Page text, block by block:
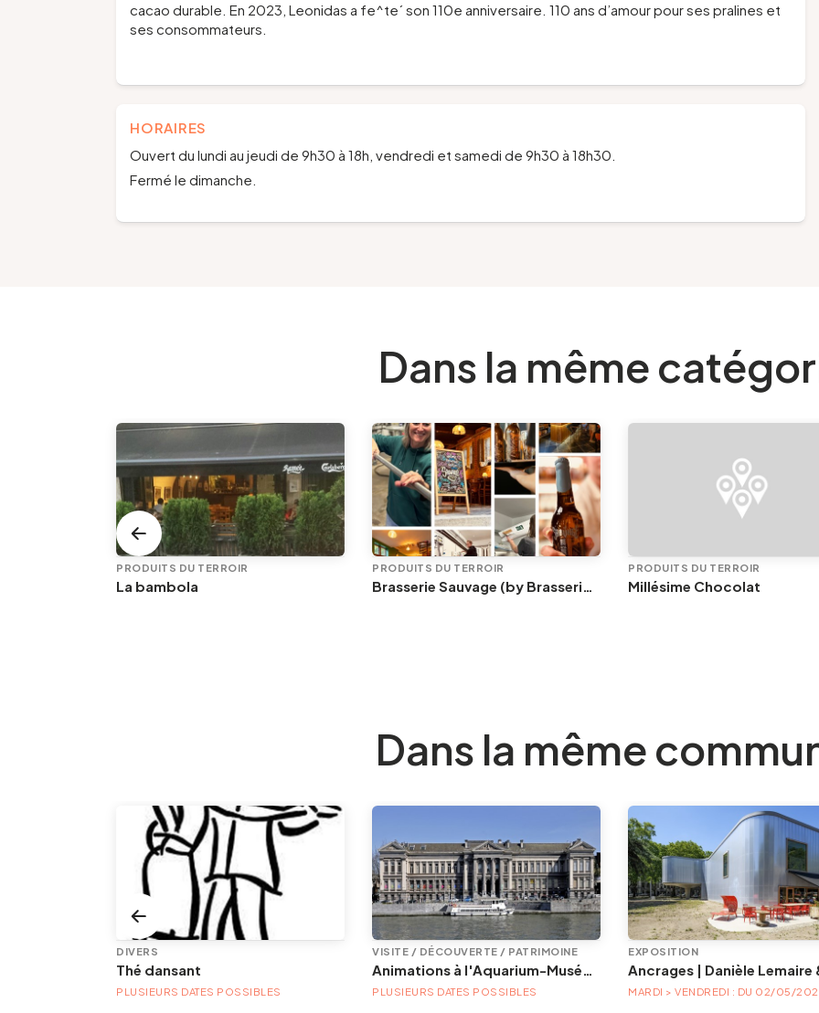
cacao durable. En 2023, Leonidas a fe^te´ son 110e anniversaire. 110 ans d’amour pour ses pralines et
ses consommateurs.
HORAIRES
Ouvert du lundi au jeudi de 9h30 à 18h, vendredi et samedi de 9h30 à 18h30.
Fermé le dimanche.
Dans la même
PRODUITS DU TERROIR
La bambola
PRODUITS DU TERROIR
Brasserie Sauvage (by Brasserie C)
PRODUITS DU TERROIR
Millésime Chocolat
Dans la même
DIVERS
Thé dansant
PLUSIEURS DATES POSSIBLES
VISITE / DÉCOUVERTE / PATRIMOINE
Animations à l'Aquarium-Muséum
PLUSIEURS DATES POSSIBLES
EXPOSITION